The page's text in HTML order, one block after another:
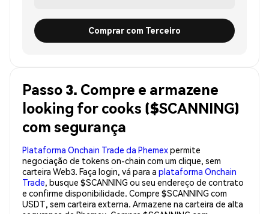
Comprar com Terceiro
Passo 3. Compre e armazene
looking for cooks ($SCANNING)
com segurança
Plataforma Onchain Trade da Phemexpermite
negociação de tokens on-chain com um clique, sem
carteira Web3. Faça login, vá para a plataforma Onchain
Trade, busque $SCANNING ou seu endereço de contrato
e confirme disponibilidade. Compre $SCANNING com
USDT, sem carteira externa. Armazene na carteira de alta